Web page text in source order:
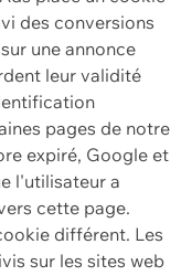
des conversions
une annonce
leur validité
pages de notre
expiré, Google et
l'utilisateur a
cette page.
différent. Les
sur les sites web